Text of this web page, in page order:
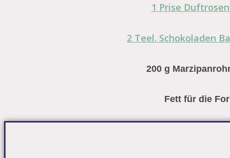
1 Prise
2 Teel. Schokoladen
200 g
Fett für die